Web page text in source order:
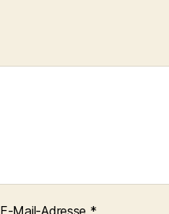
E-Mail-Adresse *